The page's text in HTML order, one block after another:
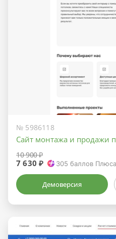
№ 5986118
Сайт монтажа и продажи
10 900 ₽
7 630 ₽ 305 баллов Плюса
Демоверсия